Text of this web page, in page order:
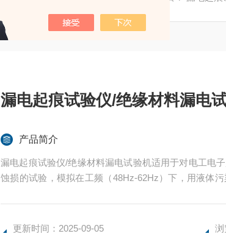
漏电起痕试验仪/绝缘材料漏电
产品简介
漏电起痕试验仪/绝缘材料漏电试验机适用于对电工电
蚀损的试验，模拟在工频（48Hz-62Hz）下，用液体
更新时间：2025-09-05
浏